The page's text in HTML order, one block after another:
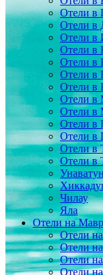
Отели в
Отели в
Отели в
Отели в
Отели в
Отели в
Отели в
Отели в
Отели в
Отели в
Отели в
Отели в
Отели в
Чилау
Яла
Отели на
Отели
Отели
Отели
Отели